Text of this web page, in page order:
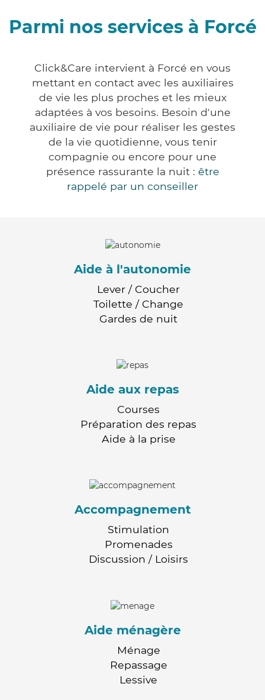
Parmi nos services à Forcé
Click&Care intervient à Forcé en vous
mettant en contact avec les auxiliaires
de vie les plus proches et les mieux
adaptées à vos besoins. Besoin d'une
auxiliaire de vie pour réaliser les gestes
de la vie quotidienne, vous tenir
compagnie ou encore pour une
présence rassurante la nuit : être
rappelé par un conseiller
Aide à l'autonomie
Lever / Coucher
Toilette / Change
Gardes de nuit
Aide aux repas
Courses
Préparation des repas
Aide à la prise
Accompagnement
Stimulation
Promenades
Discussion / Loisirs
Aide ménagère
Ménage
Repassage
Lessive